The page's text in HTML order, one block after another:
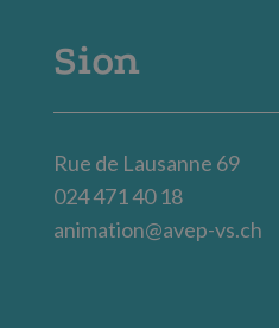
Sion
Rue de Lausanne 69
024 471 40 18
animation@avep-vs.ch